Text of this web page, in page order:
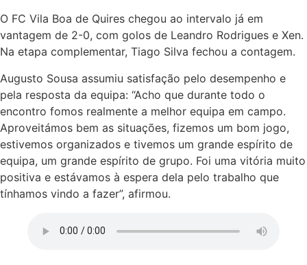
O FC Vila Boa de Quires chegou ao intervalo já em
vantagem de 2-0, com golos de Leandro Rodrigues e Xen.
Na etapa complementar, Tiago Silva fechou a contagem.
Augusto Sousa assumiu satisfação pelo desempenho e
pela resposta da equipa: “Acho que durante todo o
encontro fomos realmente a melhor equipa em campo.
Aproveitámos bem as situações, fizemos um bom jogo,
estivemos organizados e tivemos um grande espírito de
equipa, um grande espírito de grupo. Foi uma vitória muito
positiva e estávamos à espera dela pelo trabalho que
tínhamos vindo a fazer”, afirmou.